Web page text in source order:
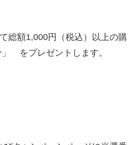
総額1,000円（税込）以上の購
をプレゼントします。